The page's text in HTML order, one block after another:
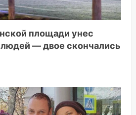
площади унес
— двое скончались